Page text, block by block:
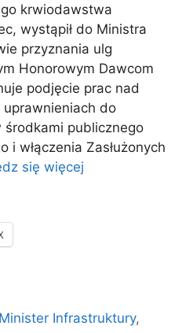
krwiodawstwa
wystąpił do Ministra
przyznania ulg
Honorowym Dawcom
podjęcie prac nad
do
publicznego
i włączenia Zasłużonych
się więcej
Minister Infrastruktury,